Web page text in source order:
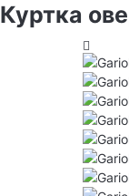
Куртка